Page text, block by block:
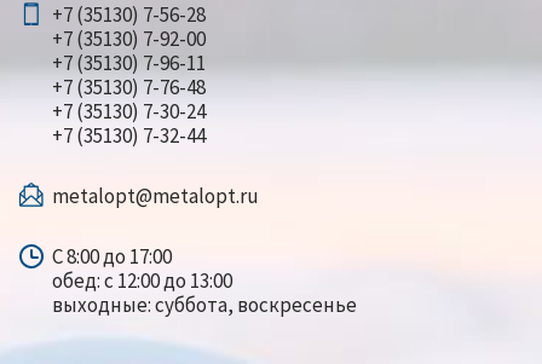
+7 (35130) 7-56-28
+7 (35130) 7-92-00
+7 (35130) 7-96-11
+7 (35130) 7-76-48
+7 (35130) 7-30-24
+7 (35130) 7-32-44
metalopt@metalopt.ru
С 8:00 до 17:00
обед: с 12:00 до 13:00
выходные: суббота, воскресенье